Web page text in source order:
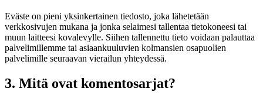
Eväste on pieni yksinkertainen tiedosto, joka lähetetään
verkkosivujen mukana ja jonka selaimesi tallentaa tietokoneesi tai
muun laitteesi kovalevylle. Siihen tallennettu tieto voidaan palauttaa
palvelimillemme tai asiaankuuluvien kolmansien osapuolien
palvelimille seuraavan vierailun yhteydessä.
3. Mitä ovat komentosarjat?